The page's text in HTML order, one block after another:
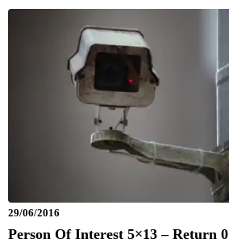
29/06/2016
Person Of Interest 5×13 – Return 0